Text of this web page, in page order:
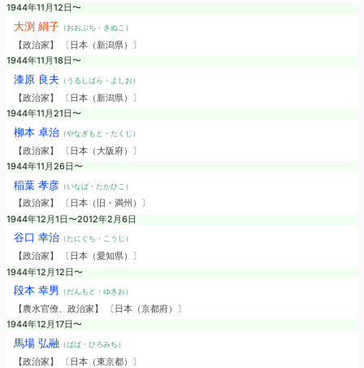
1944年11月12日〜
大渕 絹子（おおぶち・きぬこ）
【政治家】 〔日本（新潟県）〕
1944年11月18日〜
漆原 良夫 （うるしばら・よしお）
【政治家】 〔日本（新潟県）〕
1944年11月21日〜
柳本 卓治（やなぎもと・たくじ）
【政治家】 〔日本（大阪府）〕
1944年11月26日〜
稲葉 孝彦（いなば・たかひこ）
【政治家】 〔日本（旧・満州）〕
1944年12月1日〜2012年2月6日
谷口 幸治（たにぐち・こうじ）
【政治家】 〔日本（愛知県）〕
1944年12月12日〜
段本 幸男 （だんもと・ゆきお）
【農水官僚、政治家】 〔日本（京都府）〕
1944年12月17日〜
馬場 弘融 （ばば・ひろみち）
【政治家】 〔日本（東京都）〕